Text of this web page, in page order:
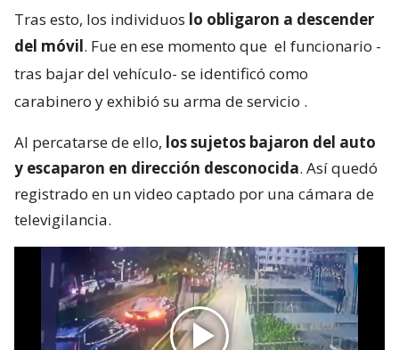
Tras esto, los individuos lo obligaron a descender
del móvil. Fue en ese momento que el funcionario -
tras bajar del vehículo- se identificó como
carabinero y exhibió su arma de servicio .
Al percatarse de ello, los sujetos bajaron del auto
y escaparon en dirección desconocida. Así quedó
registrado en un video captado por una cámara de
televigilancia.